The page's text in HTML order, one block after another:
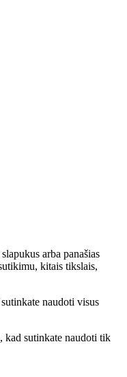
arba panašias
kitais tikslais,
naudoti visus
kad sutinkate naudoti tik